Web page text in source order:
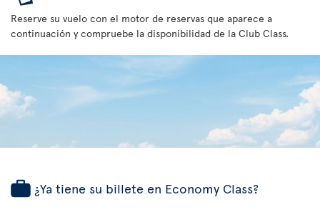
Reserve su vuelo con el motor de reservas que aparece a
continuación y compruebe la disponibilidad de la Club Class.
¿Ya tiene su billete en Economy Class?